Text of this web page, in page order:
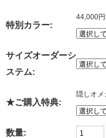
特別カラー:
44,000
サイズオーダーシ
ステム:
★ご購入特典:
隠しオ
数量: